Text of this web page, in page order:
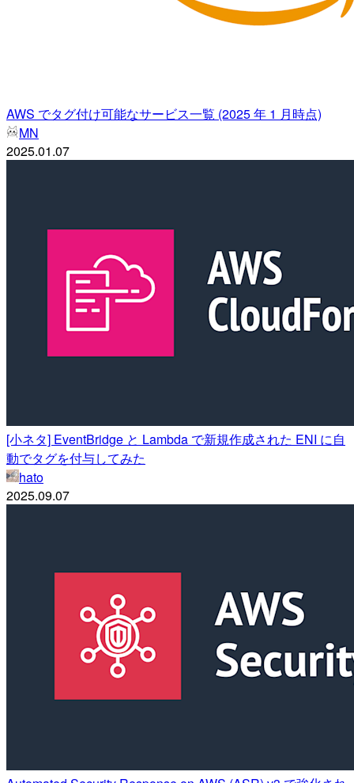
AWS でタグ付け可能なサービス一覧 (2025 年 1 月時点)
MN
2025.01.07
[小ネタ] EventBridge と Lambda で新規作成された ENI に自
動でタグを付与してみた
hato
2025.09.07